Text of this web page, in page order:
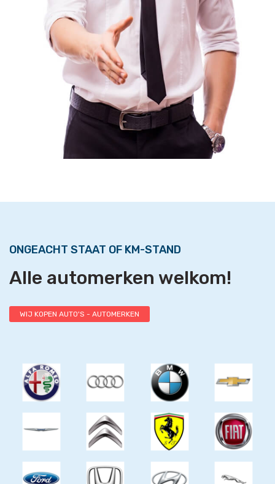
ONGEACHT STAAT OF KM-STAND
Alle automerken welkom!
WIJ KOPEN AUTO'S - AUTOMERKEN